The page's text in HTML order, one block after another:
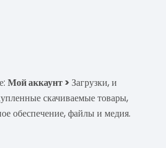
Мой аккаунт >Загрузки, и
скачиваемые товары,
обеспечение, файлы и медия.